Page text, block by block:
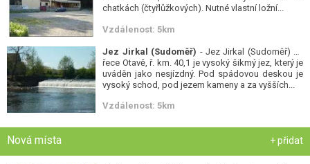
chatkách (čtyřlůžkových). Nutné vlastní ložní...
Vzdálenost: 5km
Jez Jirkal (Sudoměř) - Jez Jirkal (Sudoměř) na
řece Otavě, ř. km. 40,1 je vysoký šikmý jez, který je
uváděn jako nesjízdný. Pod spádovou deskou je
vysoký schod, pod jezem kameny a za vyšších...
Vzdálenost: 5km
Nová místa + přidat